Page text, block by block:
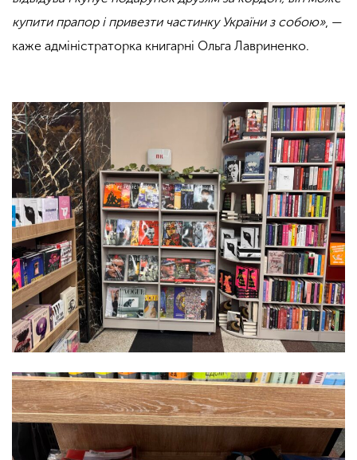
купити прапор і привезти частинку України з собою», —
каже адміністраторка книгарні Ольга Лавриненко.